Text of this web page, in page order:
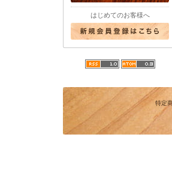
はじめてのお客様へ
特定